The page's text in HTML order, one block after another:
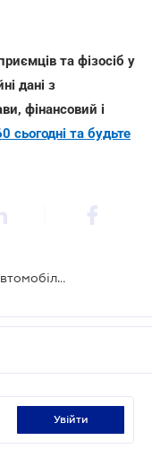
та фізосіб у
дані з
фінансовий і
сьогодні та будьте
В Україні змінилися правила видачі автомобільних номерних знаків
увійти